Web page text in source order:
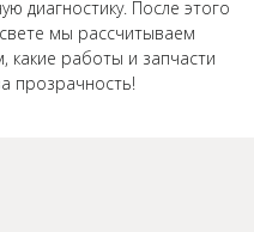
диагностику. После этого
мы рассчитываем
какие работы и запчасти
прозрачность!